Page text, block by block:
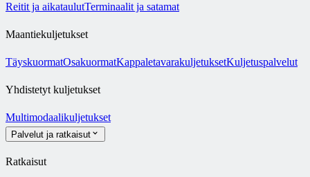
Reitit ja aikataulutTerminaalit ja satamat
Maantiekuljetukset
TäyskuormatOsakuormatKappaletavarakuljetuksetKuljetuspalvelut
Yhdistetyt kuljetukset
Multimodaalikuljetukset
Palvelut ja ratkaisut
Ratkaisut